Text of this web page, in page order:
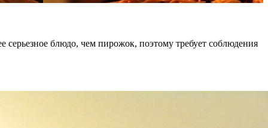
блюдо, чем пирожок, поэтому требует соблюдения